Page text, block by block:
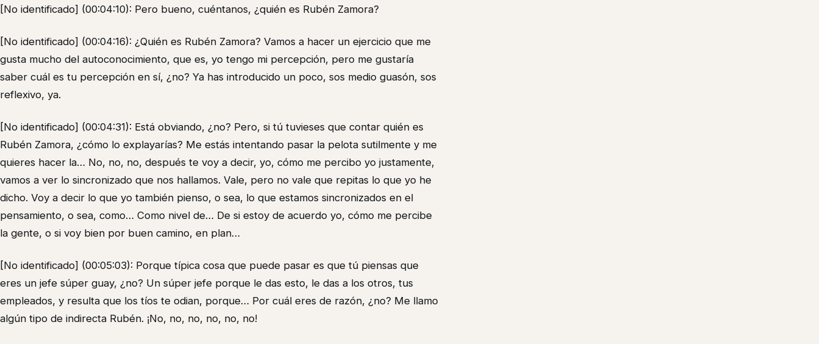
[No identificado] (00:04:10): Pero bueno, cuéntanos, ¿quién es Rubén Zamora?
[No identificado] (00:04:16): ¿Quién es Rubén Zamora? Vamos a hacer un ejercicio que me
gusta mucho del autoconocimiento, que es, yo tengo mi percepción, pero me gustaría
saber cuál es tu percepción en sí, ¿no? Ya has introducido un poco, sos medio guasón, sos
reflexivo, ya.
[No identificado] (00:04:31): Está obviando, ¿no? Pero, si tú tuvieses que contar quién es
Rubén Zamora, ¿cómo lo explayarías? Me estás intentando pasar la pelota sutilmente y me
quieres hacer la… No, no, no, después te voy a decir, yo, cómo me percibo yo justamente,
vamos a ver lo sincronizado que nos hallamos. Vale, pero no vale que repitas lo que yo he
dicho. Voy a decir lo que yo también pienso, o sea, lo que estamos sincronizados en el
pensamiento, o sea, como… Como nivel de… De si estoy de acuerdo yo, cómo me percibe
la gente, o si voy bien por buen camino, en plan…
[No identificado] (00:05:03): Porque típica cosa que puede pasar es que tú piensas que
eres un jefe súper guay, ¿no? Un súper jefe porque le das esto, le das a los otros, tus
empleados, y resulta que los tíos te odian, porque… Por cuál eres de razón, ¿no? Me llamo
algún tipo de indirecta Rubén. ¡No, no, no, no, no, no!